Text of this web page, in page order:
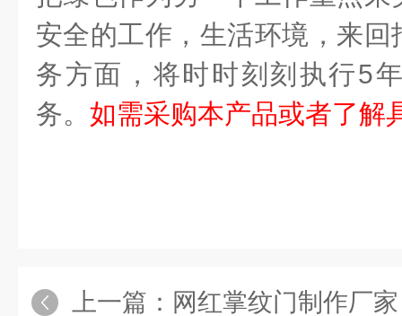
安全的工作，生活环境，来
务方面，将时时刻刻执行5
务。 如需采购本产品或者了
上一篇： 网红掌纹门制作厂家